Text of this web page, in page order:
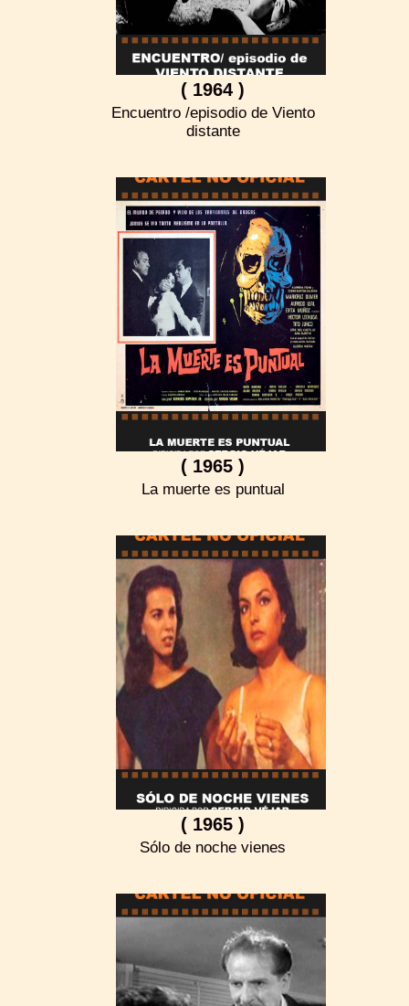
( 1964 )
Encuentro /episodio de Viento
distante
( 1965 )
La muerte es puntual
( 1965 )
Sólo de noche vienes